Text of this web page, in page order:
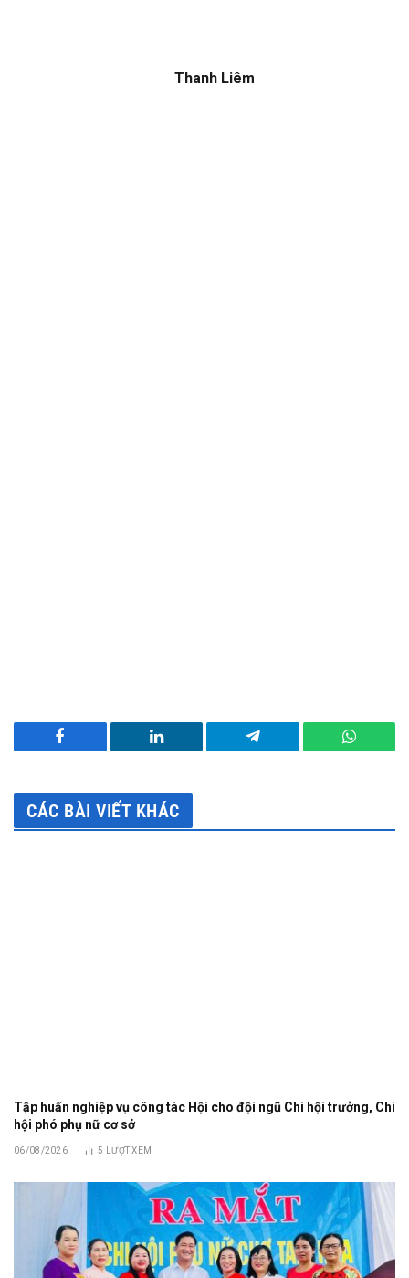
Thanh Liêm
Facebook LinkedIn Telegram
CÁC BÀI VIẾT KHÁC
Tập huấn nghiệp vụ công tác Hội cho đội ngũ Chi hội trưởng, Chi
hội phó phụ nữ cơ sở
06/08/2026 5 LƯỢT XEM